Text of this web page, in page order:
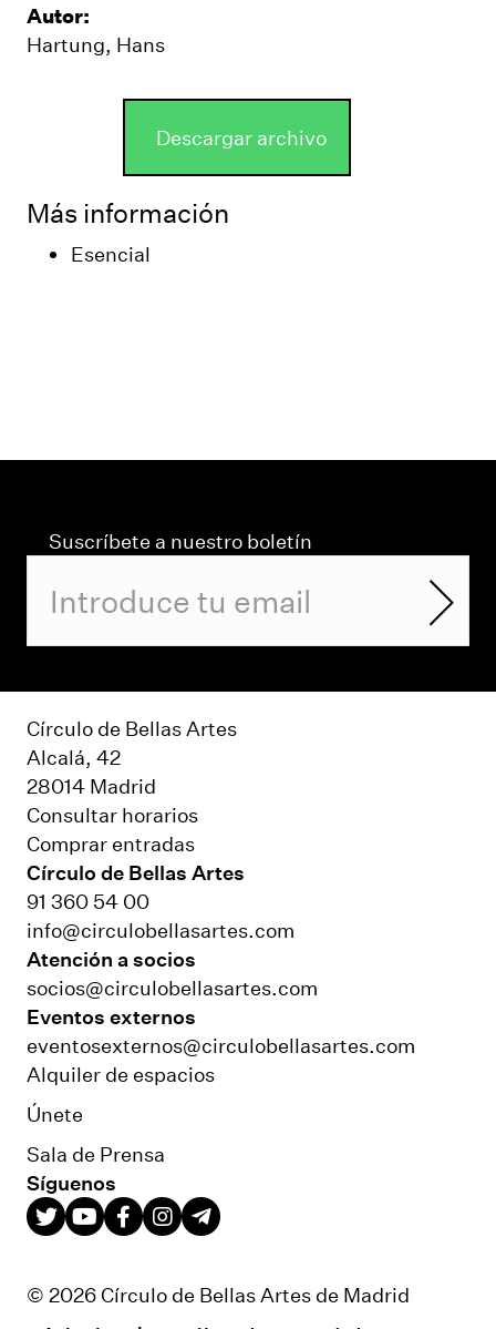
Autor:
Hartung, Hans
Descargar archivo
Más información
Esencial
Suscríbete a nuestro boletín
Círculo de Bellas Artes
Alcalá, 42
28014 Madrid
Consultar horarios
Comprar entradas
Círculo de Bellas Artes
91 360 54 00
info@circulobellasartes.com
Atención a socios
socios@circulobellasartes.com
Eventos externos
eventosexternos@circulobellasartes.com
Alquiler de espacios
Únete
Sala de Prensa
Síguenos
© 2026 Círculo de Bellas Artes de Madrid